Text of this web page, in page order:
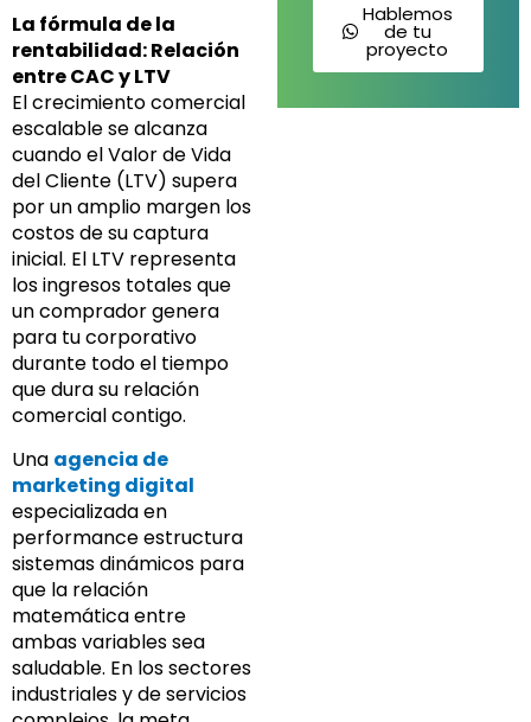
La fórmula de la
rentabilidad: Relación
entre CAC y LTV
El crecimiento comercial
escalable se alcanza
cuando el Valor de Vida
del Cliente (LTV) supera
por un amplio margen los
costos de su captura
inicial. El LTV representa
los ingresos totales que
un comprador genera
para tu corporativo
durante todo el tiempo
que dura su relación
comercial contigo.
Una agencia de
marketing digital
especializada en
performance estructura
sistemas dinámicos para
que la relación
matemática entre
ambas variables sea
saludable. En los sectores
industriales y de servicios
Hablemos
de tu
proyecto